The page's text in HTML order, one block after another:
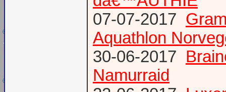
07-07-2017
Aquathlon
30-06-2017
Namurraid